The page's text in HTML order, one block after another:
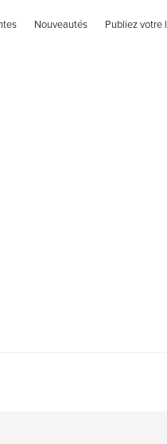
Nouveautés Publiez votre